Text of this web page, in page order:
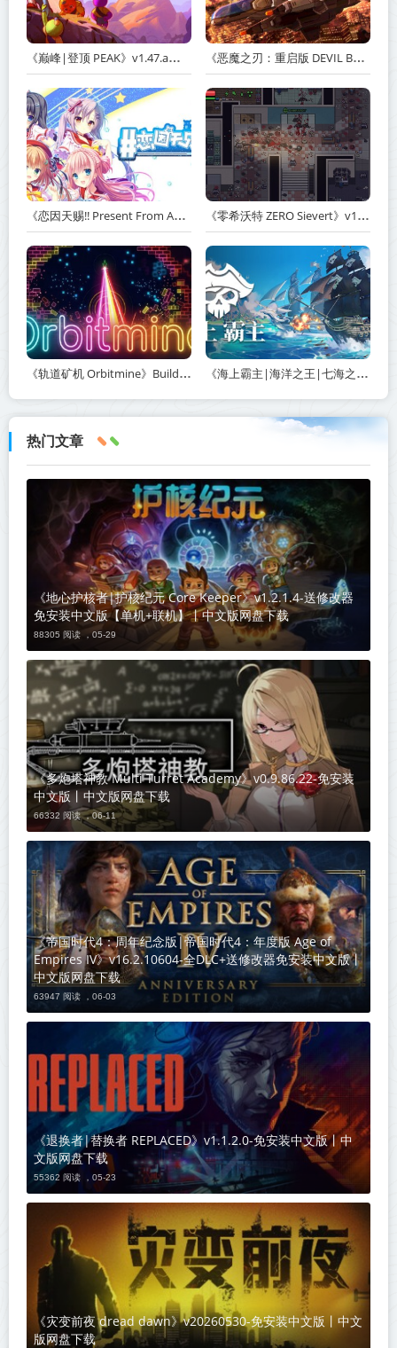
《巅峰|登顶 PEAK》v1.47.a【单机+联机】丨中文版网盘下载 《恶魔之刃：重启版 DEVIL BLADE REBOOT》v1.2.4-免安装中文版丨中文版网盘下载
《恋因天赐!! Present From Angel Template!! An Angel's Gift》Build.23930554-免安装中文版丨中文版网盘下载 《零希沃特 ZERO Sievert》v1.2.59-免安装中文版丨中文版网盘下载
《轨道矿机 Orbitmine》Build.24135737-免安装中文版丨中文版网盘下载 《海上霸主|海洋之王|七海之王 King of Seas》v1.20-免安装中文版丨中文版网盘下载
热门文章
《地心护核者|护核纪元 Core Keeper》v1.2.1.4-送修改器
免安装中文版【单机+联机】丨中文版网盘下载
88305 阅读 ，05-29
《多炮塔神教 Multi Turret Academy》v0.9.86.22-免安装
中文版丨中文版网盘下载
66332 阅读 ，06-11
《帝国时代4：周年纪念版|帝国时代4：年度版 Age of
Empires IV》v16.2.10604-全DLC+送修改器免安装中文版丨
中文版网盘下载
63947 阅读 ， 06-03
《退换者|替换者 REPLACED》v1.1.2.0-免安装中文版丨中
文版网盘下载
55362 阅读 ， 05-23
《灾变前夜 dread dawn》v20260530-免安装中文版丨中文
版网盘下载